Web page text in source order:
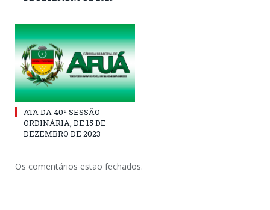
ATA DA 40ª SESSÃO
ORDINÁRIA, DE 15 DE
DEZEMBRO DE 2023
Os comentários estão fechados.